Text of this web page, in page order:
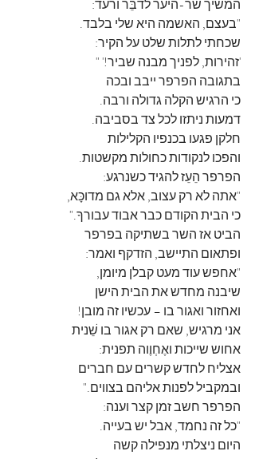
המשיך שר-היער לדבֵּר ורעד:
"בעצם, האשמה היא שלי בלבד.
שכחתי לתלות שלט על הקיר:
'זהירות, לפניך מבנה שביר!' "
בתגובה הפרפר ייבב ובכה
כי הרגיש הקלה גדולה ורבה.
דמעות ניתזו לכל צד בסביבה.
חלקן פגעו בכנפיו הקלילות
והפכו לנקודות כחולות מקשטות.
הפרפר הֵעֵז להגיד כשנרגע:
"אתה לא רק עצוב, אלא גם מדוכָּא,
כי הבית הקודם כבר אבוד עבורךָ."
הביט אז השר בשתיקה בפרפר
ופתאום התיישב, הזדקף ואמר:
"אחפש עוד מעט קבלן מיומן,
שיבנה מחדש את הבית הישן
ואחזור ואגור בו – עכשיו זה מובן!
אני מרגיש, שאם רק אגור בו שֵׁנית
אחוש שייכות ואֶחְוֶוה תפנית:
אצליח לחדש קשרים עם חברים
ובמקביל לפנות אליהם בצווים."
הפרפר חשב זמן קצר וענה:
"כל זה נחמד, אבל יש בעייה.
היום ניצלתי מנפילה קשה